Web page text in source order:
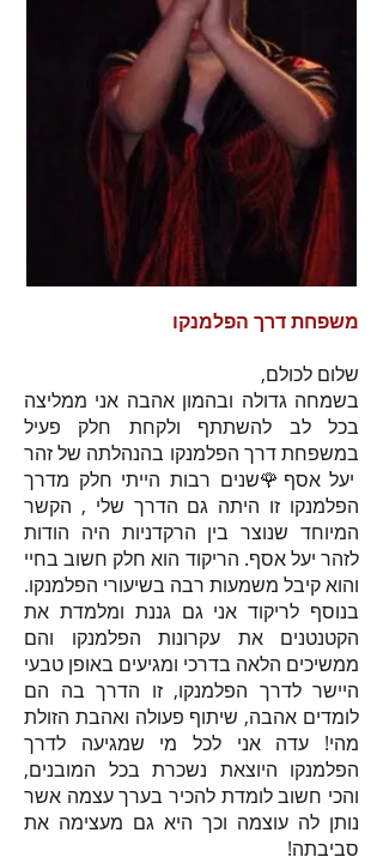
משפחת דרך הפלמנקו
שלום לכולם,
בשמחה גדולה ובהמון אהבה אני ממליצה
בכל לב להשתתף ולקחת חלק פעיל
במשפחת דרך הפלמנקו בהנהלתה של זהר
יעל אסף🌹שנים רבות הייתי חלק מדרך
הפלמנקו זו היתה גם הדרך שלי , הקשר
המיוחד שנוצר בין הרקדניות היה הודות
לזהר יעל אסף. הריקוד הוא חלק חשוב בחיי
והוא קיבל משמעות רבה בשיעורי הפלמנקו.
בנוסף לריקוד אני גם גננת ומלמדת את
הקטנטנים את עקרונות הפלמנקו והם
ממשיכים הלאה בדרכי ומגיעים באופן טבעי
היישר לדרך הפלמנקו, זו הדרך בה הם
לומדים אהבה, שיתוף פעולה ואהבת הזולת
מהי! עדה אני לכל מי שמגיעה לדרך
הפלמנקו היוצאת נשכרת בכל המובנים,
והכי חשוב לומדת להכיר בערך עצמה אשר
נותן לה עוצמה וכך היא גם מעצימה את
סביבתה!